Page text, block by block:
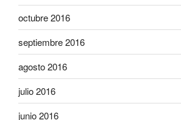
octubre 2016
septiembre 2016
agosto 2016
julio 2016
junio 2016